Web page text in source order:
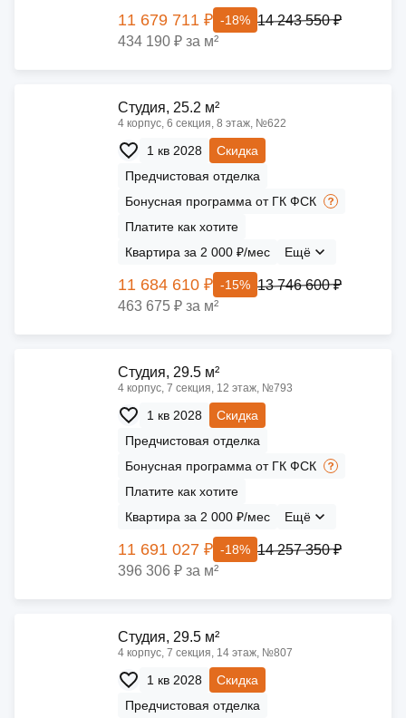
11 679 711 ₽ -18% 14 243 550 ₽
434 190 ₽ за м²
Cтудия, 25.2 м²
4 корпус, 6 секция, 8 этаж, №622
1 кв 2028
Скидка
Предчистовая отделка
Бонусная программа от ГК ФСК
Платите как хотите
Квартира за 2 000 ₽/мес
Ещё
11 684 610 ₽ -15% 13 746 600 ₽
463 675 ₽ за м²
Cтудия, 29.5 м²
4 корпус, 7 секция, 12 этаж, №793
1 кв 2028
Скидка
Предчистовая отделка
Бонусная программа от ГК ФСК
Платите как хотите
Квартира за 2 000 ₽/мес
Ещё
11 691 027 ₽ -18% 14 257 350 ₽
396 306 ₽ за м²
Cтудия, 29.5 м²
4 корпус, 7 секция, 14 этаж, №807
1 кв 2028
Скидка
Предчистовая отделка